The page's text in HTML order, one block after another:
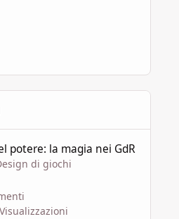
potere: la magia nei GdR
di giochi